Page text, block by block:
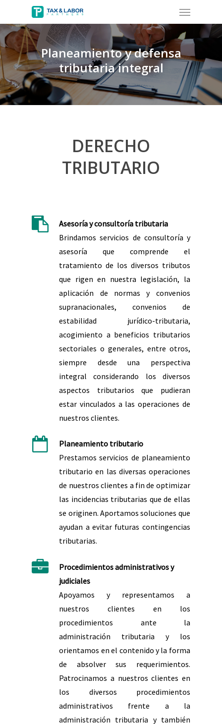
main
content
Menu
Planeamiento y defensa
tributaria integral
DERECHO
TRIBUTARIO
Asesoría y consultoría tributaria
Brindamos servicios de consultoría y
asesoría que comprende el
tratamiento de los diversos tributos
que rigen en nuestra legislación, la
aplicación de normas y convenios
supranacionales, convenios de
estabilidad jurídico-tributaria,
acogimiento a beneficios tributarios
sectoriales o generales, entre otros,
siempre desde una perspectiva
integral considerando los diversos
aspectos tributarios que pudieran
estar vinculados a las operaciones de
nuestros clientes.
Planeamiento tributario
Prestamos servicios de planeamiento
tributario en las diversas operaciones
de nuestros clientes a fin de optimizar
las incidencias tributarias que de ellas
se originen. Aportamos soluciones que
ayudan a evitar futuras contingencias
tributarias.
Procedimientos administrativos y
judiciales
Apoyamos y representamos a
nuestros clientes en los
procedimientos ante la
administración tributaria y los
orientamos en el contenido y la forma
de absolver sus requerimientos.
Patrocinamos a nuestros clientes en
los diversos procedimientos
administrativos frente a la
administración tributaria y también